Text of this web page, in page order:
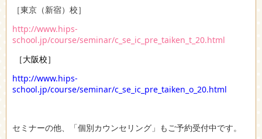
［東京（新宿）校］
http://www.hips-
school.jp/course/seminar/c_se_ic_pre_taiken_t_20.html
［大阪校］
http://www.hips-
school.jp/course/seminar/c_se_ic_pre_taiken_o_20.html
セミナーの他、「個別カウンセリング」もご予約受付中です。